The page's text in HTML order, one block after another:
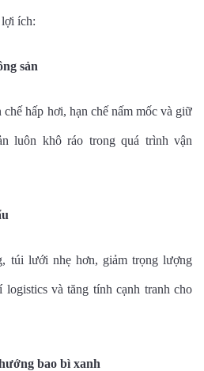
ích:
sản
hấp hơi, hạn chế nấm mốc và giữ
luôn khô ráo trong quá trình vận
túi lưới nhẹ hơn, giảm trọng lượng
và tăng tính cạnh tranh cho
bao bì xanh